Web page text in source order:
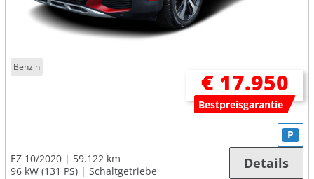
Benzin
€ 17.950
Bestpreisgarantie
EZ 10/2020
59.122 km
96 kW (131 PS)
Schaltgetriebe
P
Details